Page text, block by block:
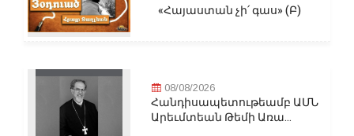
«Հայաստան չի՛ գաս» (Բ)
08/08/2026
Հանդիսապետութեամբ ԱՄՆ
Արեւմտեան Թեմի Առա...